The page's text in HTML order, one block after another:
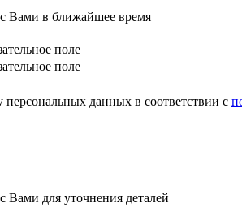
Вами в ближайшее время
поле
поле
персональных данных в соответствии с
Вами для уточнения деталей